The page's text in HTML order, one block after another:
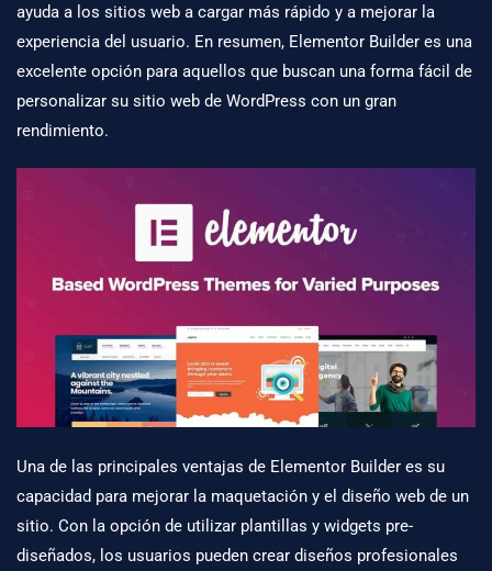
ayuda a los sitios web a cargar más rápido y a mejorar la
experiencia del usuario. En resumen, Elementor Builder es una
excelente opción para aquellos que buscan una forma fácil de
personalizar su sitio web de WordPress con un gran
rendimiento.
Una de las principales ventajas de Elementor Builder es su
capacidad para mejorar la maquetación y el diseño web de un
sitio. Con la opción de utilizar plantillas y widgets pre-
diseñados, los usuarios pueden crear diseños profesionales